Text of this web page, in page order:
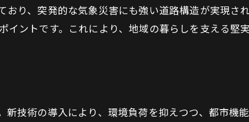
良と舗装工事が事故防止に貢献
事現場で進む安全性向上の工夫
事に役立つ施工事例の共有
り、突発的な気象災害にも強い道路構造が実現さ
ントです。これにより、地域の暮らしを支える堅
技術の導入により、環境負荷を抑えつつ、都市機